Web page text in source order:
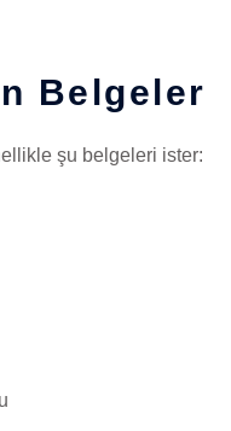
Belgeler
şu belgeleri ister: